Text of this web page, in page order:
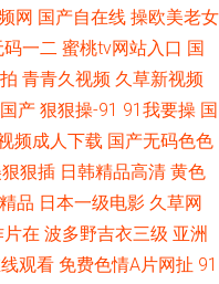
网 国产自在线 操欧美老女
码一二 蜜桃tv网站入口 国
青青久视频 久草新视频
产 狠狠操-91 91我要操 国
频成人下载 国产无码色色
狠插 日韩精品高清 黄色
品 日本一级电影 久草网
片在 波多野吉衣三级 亚洲
观看 免费色情A片网扯 91